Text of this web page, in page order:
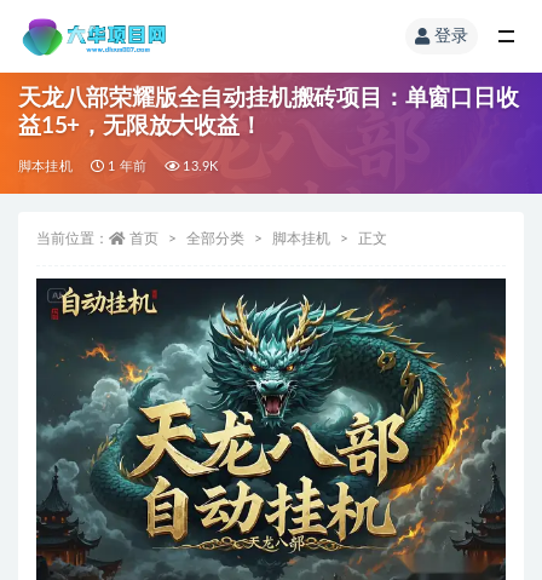
登录
天龙八部荣耀版全自动挂机搬砖项目：单窗口日收
益15+，无限放大收益！
脚本挂机 1 年前 13.9K
当前位置： 首页 全部分类 脚本挂机 正文